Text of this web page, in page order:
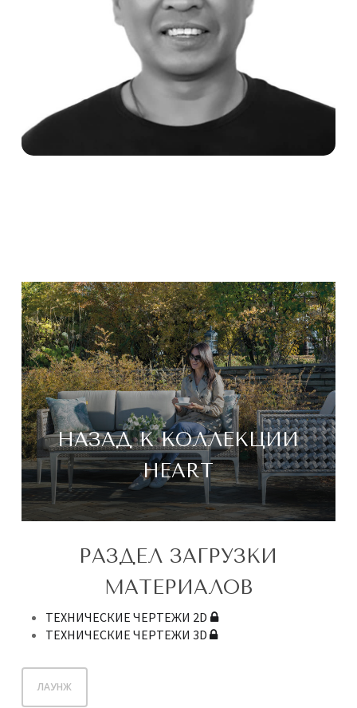
НАЗАД К КОЛЛЕКЦИИ
HEART
РАЗДЕЛ ЗАГРУЗКИ
МАТЕРИАЛОВ
ТЕХНИЧЕСКИЕ ЧЕРТЕЖИ 2D
ТЕХНИЧЕСКИЕ ЧЕРТЕЖИ 3D
ЛАУНЖ